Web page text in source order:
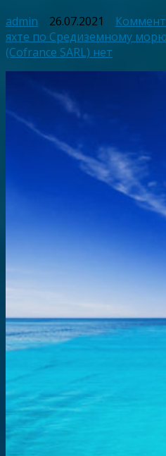
admin 26.07.2021
яхте по Средиземному
(Cofrance SARL) нет